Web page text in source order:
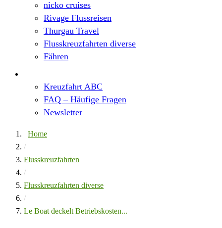
nicko cruises
Rivage Flussreisen
Thurgau Travel
Flusskreuzfahrten diverse
Fähren
Kreuzfahrt ABC
FAQ – Häufige Fragen
Newsletter
Home
/
Flusskreuzfahrten
/
Flusskreuzfahrten diverse
/
Le Boat deckelt Betriebskosten...